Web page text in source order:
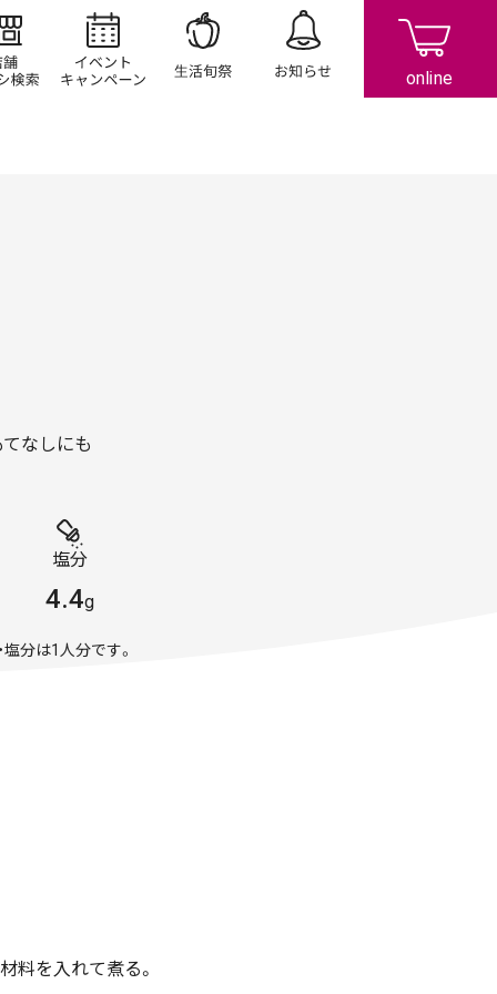
店舗/チラシ検索イベント/キャンペーン
生活旬祭 お知らせ
なしにも
塩分
4.4g
分は1人分です。
料を入れて煮る。